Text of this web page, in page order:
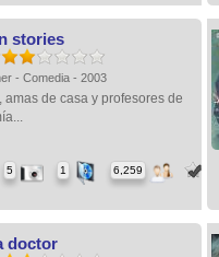
stories
- Comedia - 2003
amas de casa y profesores de
5 1 6,259
doctor